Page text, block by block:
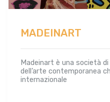
MADEINART
Madeinart è una società
dell’arte contemporanea
internazionale